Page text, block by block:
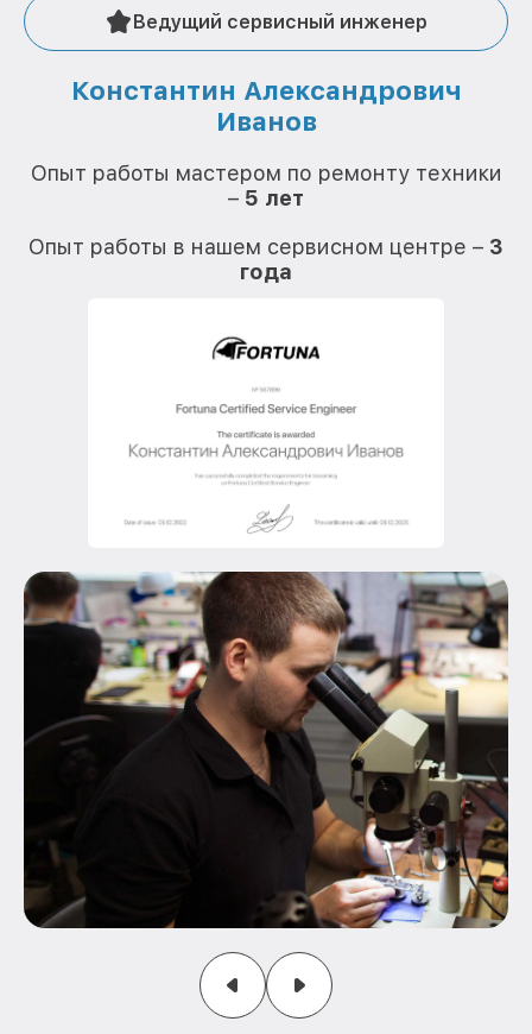
Ведущий сервисный инженер
Константин Александрович
Иванов
Опыт работы мастером по ремонту техники
– 5 лет
Опыт работы в нашем сервисном центре – 3
года